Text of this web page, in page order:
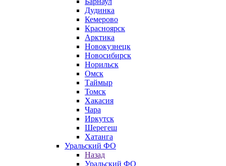
Дудинка
Кемерово
Красноярск
Арктика
Новокузнецк
Новосибирск
Норильск
Омск
Таймыр
Томск
Хакасия
Чара
Иркутск
Шерегеш
Хатанга
Уральский ФО
Назад
Уральский ФО